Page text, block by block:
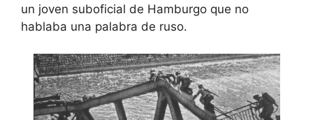
un joven suboficial de Hamburgo que no
hablaba una palabra de ruso.